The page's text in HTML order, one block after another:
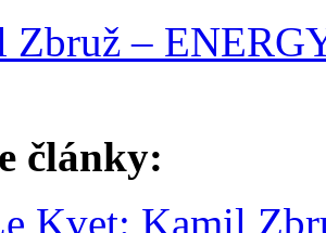
Zbruž –
články:
Kvet: Kamil